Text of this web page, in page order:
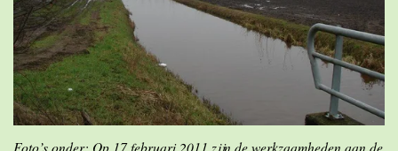
Foto’s onder: Op 17 februari 2011 zijn de werkzaamheden aan de